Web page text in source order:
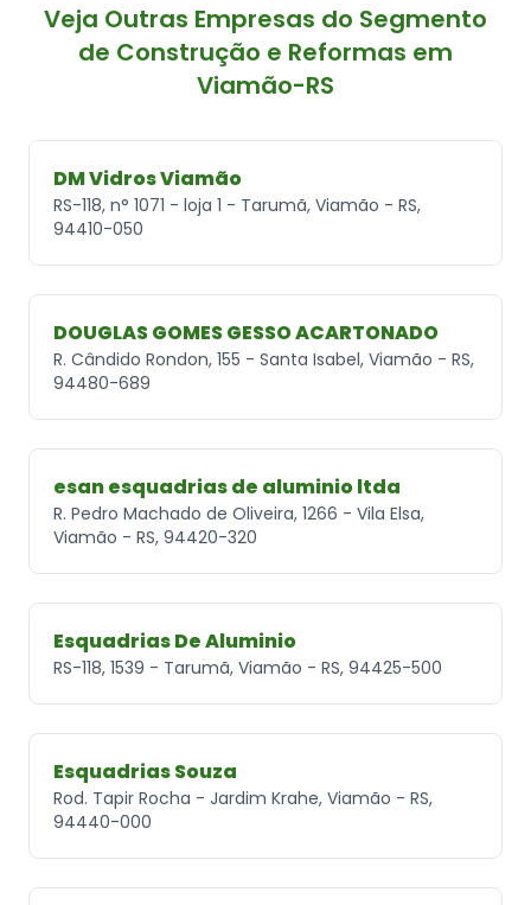
Veja Outras Empresas do Segmento
de Construção e Reformas em
Viamão-RS
DM Vidros Viamão
RS-118, n° 1071 - loja 1 - Tarumã, Viamão - RS,
94410-050
DOUGLAS GOMES GESSO ACARTONADO
R. Cândido Rondon, 155 - Santa Isabel, Viamão - RS,
94480-689
esan esquadrias de aluminio ltda
R. Pedro Machado de Oliveira, 1266 - Vila Elsa,
Viamão - RS, 94420-320
Esquadrias De Aluminio
RS-118, 1539 - Tarumã, Viamão - RS, 94425-500
Esquadrias Souza
Rod. Tapir Rocha - Jardim Krahe, Viamão - RS,
94440-000